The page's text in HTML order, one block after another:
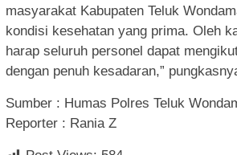
masyarakat Kabupaten Teluk
kondisi kesehatan yang prima. Oleh
harap seluruh personel dapat
dengan penuh kesadaran,”
Sumber : Humas Polres Teluk
Reporter : Rania Z